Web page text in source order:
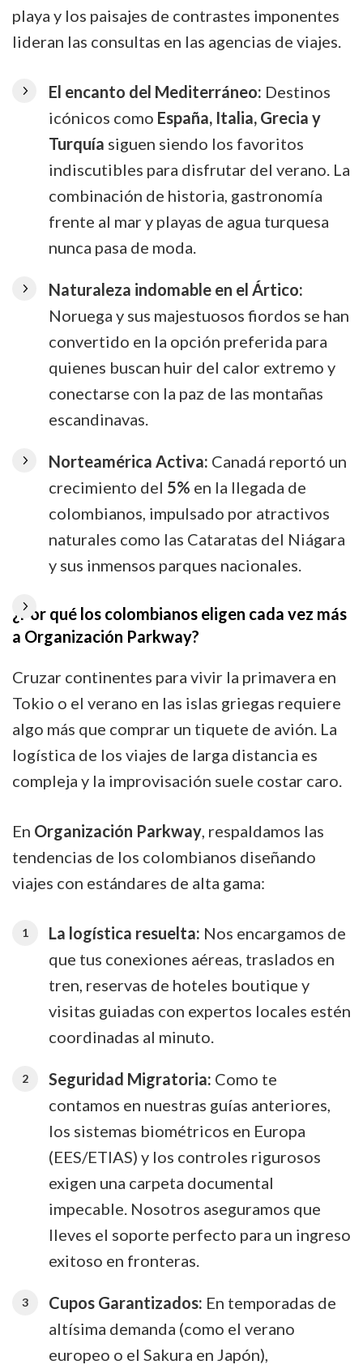
playa y los paisajes de contrastes imponentes
lideran las consultas en las agencias de viajes.
El encanto del Mediterráneo: Destinos
icónicos como España, Italia, Grecia y
Turquía siguen siendo los favoritos
indiscutibles para disfrutar del verano. La
combinación de historia, gastronomía
frente al mar y playas de agua turquesa
nunca pasa de moda.
Naturaleza indomable en el Ártico:
Noruega y sus majestuosos fiordos se han
convertido en la opción preferida para
quienes buscan huir del calor extremo y
conectarse con la paz de las montañas
escandinavas.
Norteamérica Activa: Canadá reportó un
crecimiento del 5% en la llegada de
colombianos, impulsado por atractivos
naturales como las Cataratas del Niágara
y sus inmensos parques nacionales.
¿Por qué los colombianos eligen cada vez más
a Organización Parkway?
Cruzar continentes para vivir la primavera en
Tokio o el verano en las islas griegas requiere
algo más que comprar un tiquete de avión. La
logística de los viajes de larga distancia es
compleja y la improvisación suele costar caro.
En Organización Parkway, respaldamos las
tendencias de los colombianos diseñando
viajes con estándares de alta gama:
La logística resuelta: Nos encargamos de
que tus conexiones aéreas, traslados en
tren, reservas de hoteles boutique y
visitas guiadas con expertos locales estén
coordinadas al minuto.
Seguridad Migratoria: Como te
contamos en nuestras guías anteriores,
los sistemas biométricos en Europa
(EES/ETIAS) y los controles rigurosos
exigen una carpeta documental
impecable. Nosotros aseguramos que
lleves el soporte perfecto para un ingreso
exitoso en fronteras.
Cupos Garantizados: En temporadas de
altísima demanda (como el verano
europeo o el Sakura en Japón),